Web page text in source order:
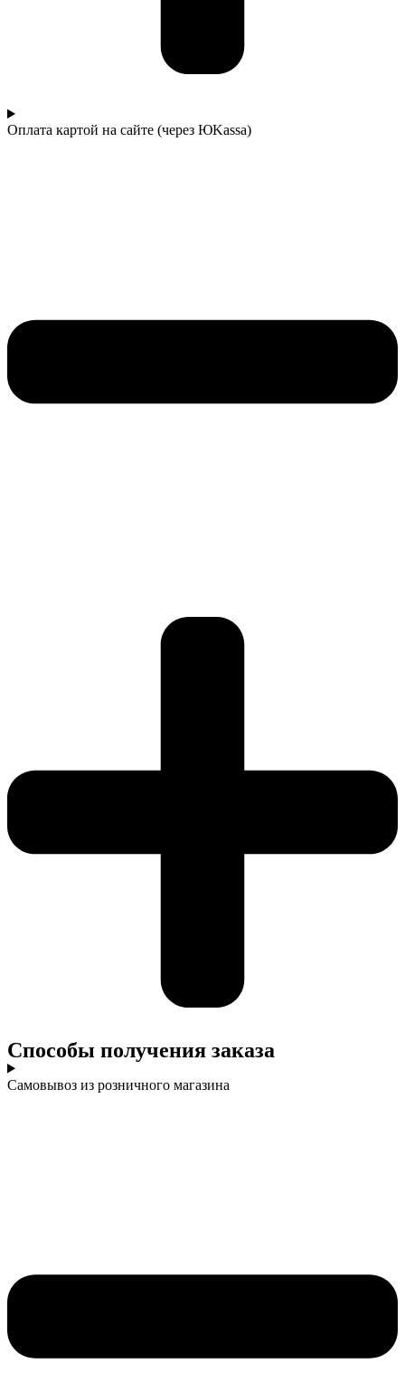
Оплата картой на сайте (через ЮKassa)
Cпособы получения заказа
Самовывоз из розничного магазина